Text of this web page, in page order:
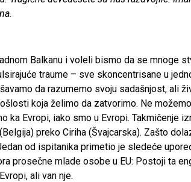
Balkanu i voleli bismo da se mnoge
traume – sve skoncentrisane u
da razumemo svoju sadašnjost,
koja želimo da zatvorimo. Ne
ka Evropi, iako smo u Evropi. Takmičenje
preko Ciriha (Švajcarska). Zašto
od ispitanika primetio je sledeće
prosečne mlade osobe u EU: Postoji ta
ali van nje.